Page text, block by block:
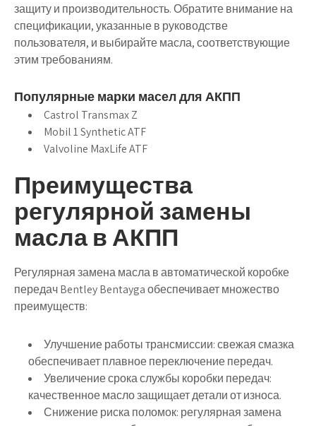
защиту и производительность. Обратите внимание на
спецификации, указанные в руководстве
пользователя, и выбирайте масла, соответствующие
этим требованиям.
Популярные марки масел для АКПП
Castrol Transmax Z
Mobil 1 Synthetic ATF
Valvoline MaxLife ATF
Преимущества
регулярной замены
масла в АКПП
Регулярная замена масла в автоматической коробке
передач Bentley Bentayga обеспечивает множество
преимуществ:
Улучшение работы трансмиссии: свежая смазка
обеспечивает плавное переключение передач.
Увеличение срока службы коробки передач:
качественное масло защищает детали от износа.
Снижение риска поломок: регулярная замена